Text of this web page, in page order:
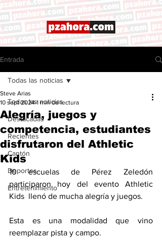
Entrada
Todas las noticias
Destacadas
Recientes
Cantón
Deportes
Entretenimiento
Todas las noticias
Alegría, juegos y
competencia, estudiantes
disfrutaron del Athletic
Kids
Steve Arias
10 sept 2024 1 min de lectura
10 escuelas de Pérez Zeledón
participaron hoy del evento Athletic
Kids  llenó de mucha alegría y juegos.
Esta es una modalidad que vino
reemplazar pista y campo.